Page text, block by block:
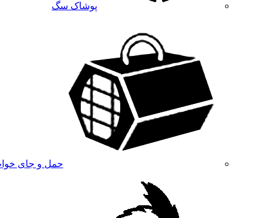
پوشاک سگ
حمل و جای